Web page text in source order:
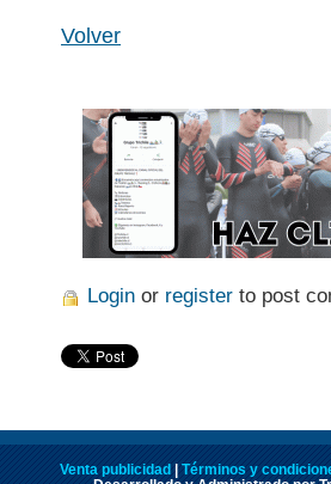
Volver
Login or register to post
Venta publicidad | Términos y